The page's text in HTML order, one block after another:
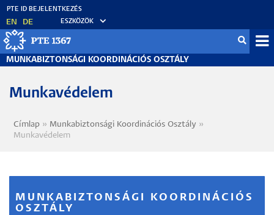
Ugrás
tartalomra
EN DE ESZKÖZÖK
MUNKABIZTONSÁGI KOORDINÁCIÓS OSZTÁLY
Munkavédelem
Morzsa
Címlap
Munkabiztonsági Koordinációs Osztály
Munkavédelem
MUNKABIZTONSÁGI KOORDINÁCIÓS
OSZTÁLY